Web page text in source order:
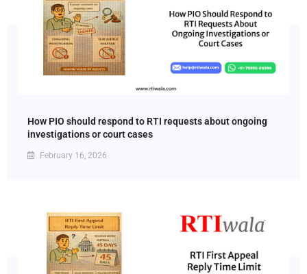
How PIO should respond to RTI requests about ongoing
investigations or court cases
February 16, 2026